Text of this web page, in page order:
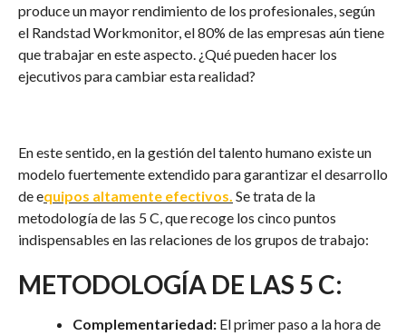
produce un mayor rendimiento de los profesionales, según
el Randstad Workmonitor, el 80% de las empresas aún tiene
que trabajar en este aspecto. ¿Qué pueden hacer los
ejecutivos para cambiar esta realidad?
En este sentido, en la gestión del talento humano existe un
modelo fuertemente extendido para garantizar el desarrollo
de equipos altamente efectivos. Se trata de la
metodología de las 5 C, que recoge los cinco puntos
indispensables en las relaciones de los grupos de trabajo:
METODOLOGÍA DE LAS 5 C:
Complementariedad: El primer paso a la hora de